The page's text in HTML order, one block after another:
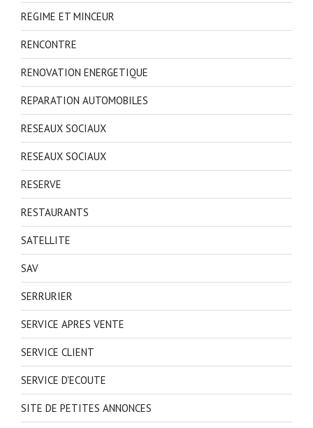
REGIME ET MINCEUR
RENCONTRE
RENOVATION ENERGETIQUE
REPARATION AUTOMOBILES
RESEAUX SOCIAUX
RESEAUX SOCIAUX
RESERVE
RESTAURANTS
SATELLITE
SAV
SERRURIER
SERVICE APRES VENTE
SERVICE CLIENT
SERVICE D'ECOUTE
SITE DE PETITES ANNONCES